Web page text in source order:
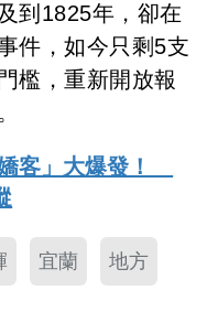
到1825年，卻在
件，如今只剩5支
檻，重新開放報
客」大爆發！
宜蘭 地方